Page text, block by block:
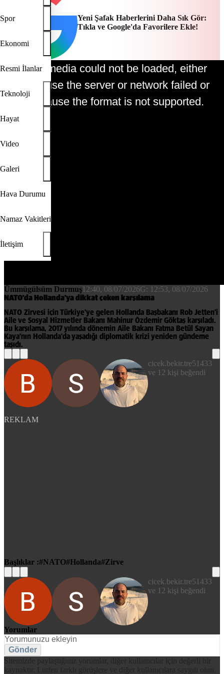
Spor
Ekonomi
Resmi İlanlar
Teknoloji
Hayat
Video
Galeri
Hava Durumu
Namaz Vakitleri
İletişim
Yeni Şafak Haberlerini Daha Sık Gör:
Tıkla ve Google'da Favorilere Ekle!
This is a modal window.
The media could not be loaded, either
because the server or network failed or
because the format is not supported.
Ümmügülsüm Durmuş12:40, 08/07/2026G: 12:53, 08/07/2026
NATO'da Hollanda'ya dikkat çeken karşılama
NATO Zirvesi için Türkiye'ye gelen Hollanda Başbakanı Rob Jetten'i
Aile ve Sosyal Hizmetler Bakanı Mahinur Özdemir Göktaş karşıladı.
Bu karşılama, 2017 yılında dönemin Aile Bakanı Fatma Betül Sayan
Kaya'nın Hollanda'da yaşadığı diplomatik krizi yeniden gündeme
taşıdı.
cicek.bekir.tre51433
ve 12 kişi beğendi
REKLAM
Başlıklar : NATO Hollanda Zirve
cicek.bekir.tre51433
ve 12 kişi beğendi
Yorumlar
Gönder